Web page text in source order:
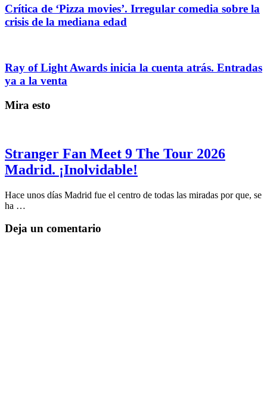
Crítica de ‘Pizza movies’. Irregular comedia sobre la
crisis de la mediana edad
Ray of Light Awards inicia la cuenta atrás. Entradas
ya a la venta
Mira esto
Stranger Fan Meet 9 The Tour 2026
Madrid. ¡Inolvidable!
Hace unos días Madrid fue el centro de todas las miradas por que, se
ha …
Deja un comentario